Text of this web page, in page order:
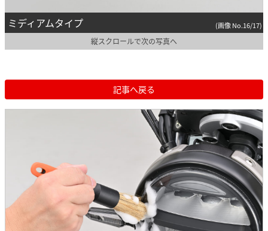
ミディアムタイプ (画像 No.16/17)
縦スクロールで次の写真へ
記事へ戻る